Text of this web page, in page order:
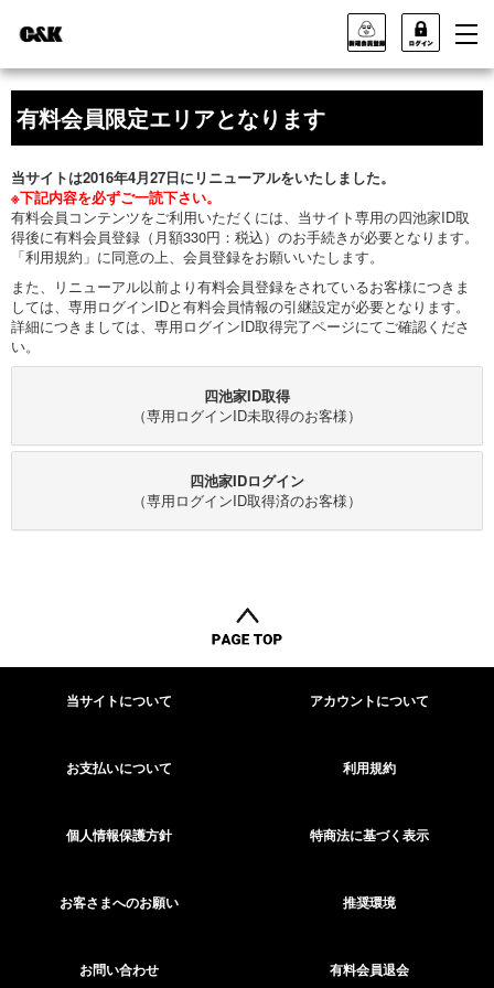
有料会員限定エリアとなります
当サイトは2016年4月27日にリニューアルをいたしました。
※下記内容を必ずご一読下さい。
有料会員コンテンツをご利用いただくには、当サイト専用の四池家ID取
得後に有料会員登録（月額330円：税込）のお手続きが必要となります。
「利用規約」に同意の上、会員登録をお願いいたします。
また、リニューアル以前より有料会員登録をされているお客様につきま
しては、専用ログインIDと有料会員情報の引継設定が必要となります。
詳細につきましては、専用ログインID取得完了ページにてご確認くださ
い。
四池家ID取得
（専用ログインID未取得のお客様）
四池家IDログイン
（専用ログインID取得済のお客様）
当サイトについて アカウントについて
お支払いについて 利用規約
個人情報保護方針 特商法に基づく表示
お客さまへのお願い 推奨環境
お問い合わせ 有料会員退会